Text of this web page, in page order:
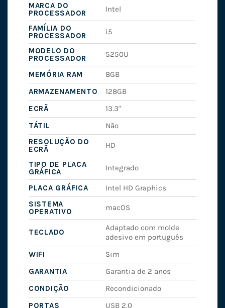
MARCA DO
PROCESSADOR
Intel
FAMÍLIA DO
PROCESSADOR
i5
MODELO DO
PROCESSADOR
5250U
MEMÓRIA RAM
8GB
ARMAZENAMENTO
128GB
ECRÃ
13.3"
TÁTIL
Não
RESOLUÇÃO DO
ECRÃ
HD
TIPO DE PLACA
GRÁFICA
Integrado
PLACA GRÁFICA
Intel HD Graphics
SISTEMA
OPERATIVO
macOS
TECLADO
Adaptado com molde
adesivo em português
WIFI
Sim
GARANTIA
Garantia de 2 anos
CONDIÇÃO
Recondicionado
PORTAS
USB 2.0